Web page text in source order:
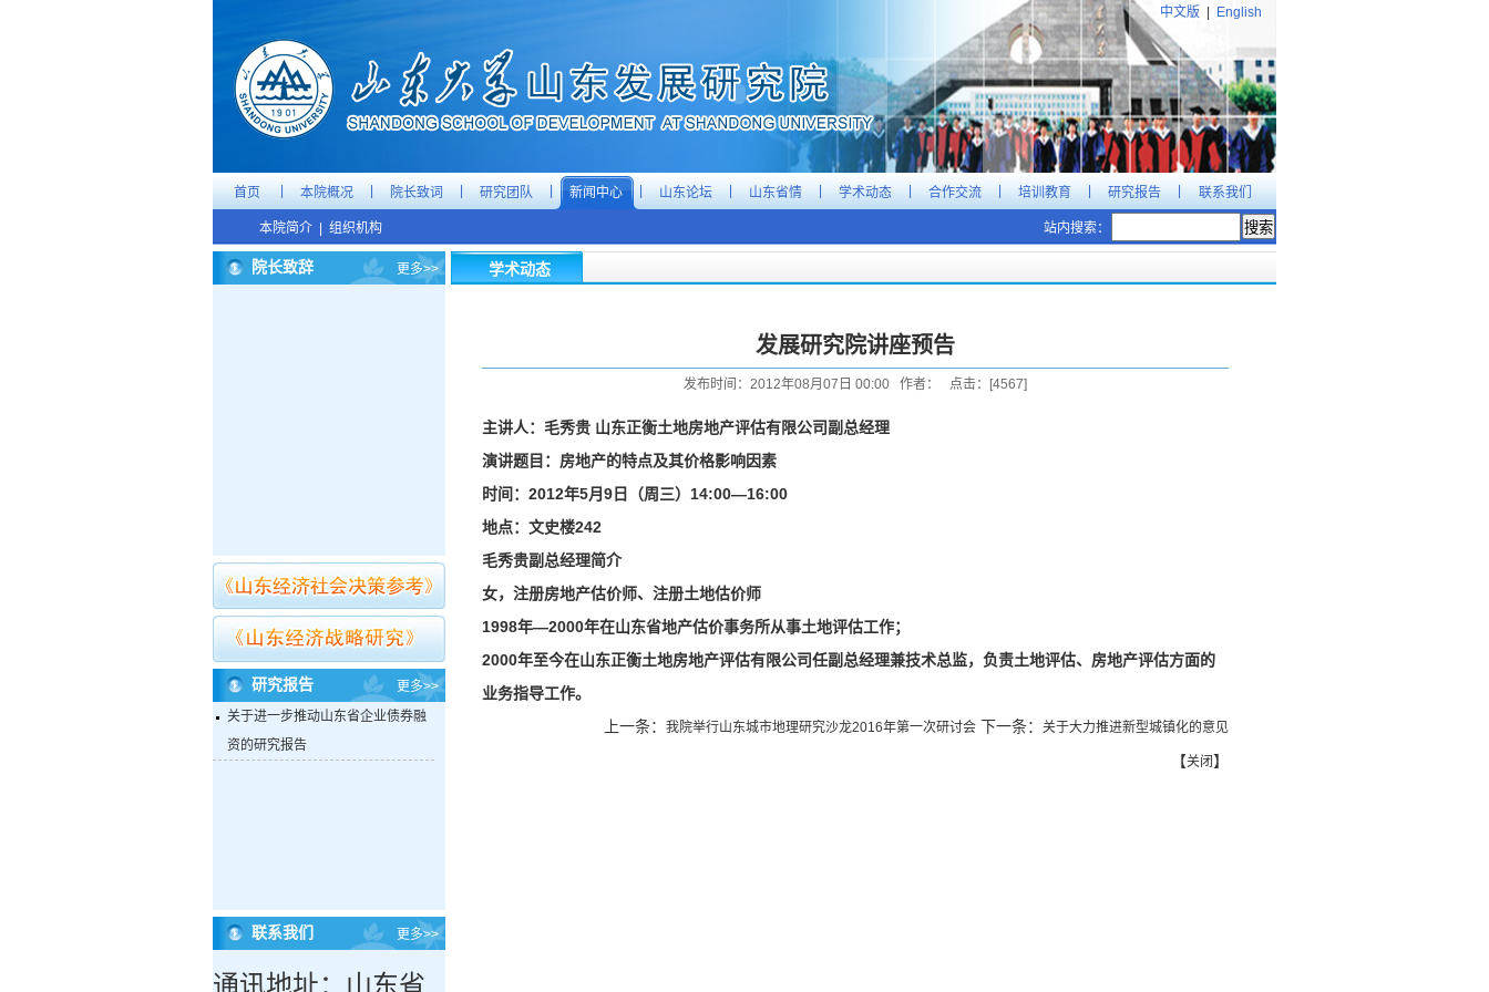
中文版 English
首页 本院概况 院长致词 研究团队 新闻中心 山东论坛 山东省情 学术动态 合作交流 培训教育 研究报告 联系我们
本院简介 组织机构 站内搜索：
院长致辞 更多>>
研究报告
更多>>
关于进一步推动山东省企业债券融
资的研究报告
联系我们 更多>>
通讯地址：山东省
学术动态
发展研究院讲座预告
发布时间：2012年08月07日 00:00 作者： 点击：[4567]
主讲人：毛秀贵 山东正衡土地房地产评估有限公司副总经理
演讲题目：房地产的特点及其价格影响因素
时间：2012年5月9日（周三）14:00—16:00
地点：文史楼242
毛秀贵副总经理简介
女，注册房地产估价师、注册土地估价师
1998年—2000年在山东省地产估价事务所从事土地评估工作；
2000年至今在山东正衡土地房地产评估有限公司任副总经理兼技术总监，负责土地评估、房地产评估方面的
业务指导工作。
上一条： 我院举行山东城市地理研究沙龙2016年第一次研讨会 下一条： 关于大力推进新型城镇化的意见
【关闭】